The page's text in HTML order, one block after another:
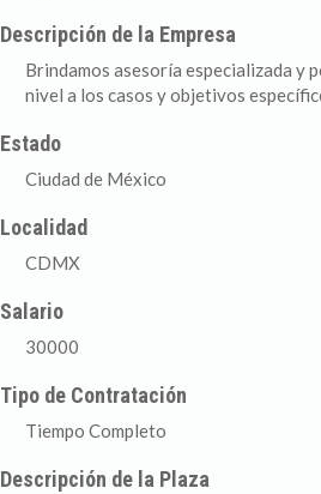
Descripción de la Empresa
Brindamos asesoría especializada y
nivel a los casos y objetivos
Estado
Ciudad de México
Localidad
CDMX
Salario
30000
Tipo de Contratación
Tiempo Completo
Descripción de la Plaza